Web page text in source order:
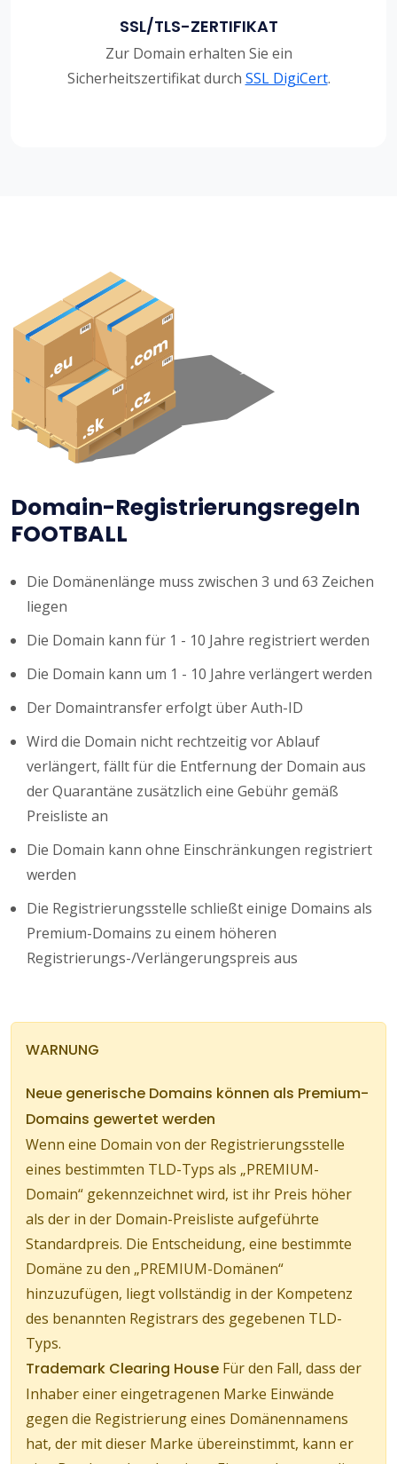
SSL/TLS-ZERTIFIKAT
Zur Domain erhalten Sie ein
Sicherheitszertifikat durch SSL DigiCert.
Domain-Registrierungsregeln
FOOTBALL
Die Domänenlänge muss zwischen 3 und 63 Zeichen
liegen
Die Domain kann für 1 - 10 Jahre registriert werden
Die Domain kann um 1 - 10 Jahre verlängert werden
Der Domaintransfer erfolgt über Auth-ID
Wird die Domain nicht rechtzeitig vor Ablauf
verlängert, fällt für die Entfernung der Domain aus
der Quarantäne zusätzlich eine Gebühr gemäß
Preisliste an
Die Domain kann ohne Einschränkungen registriert
werden
Die Registrierungsstelle schließt einige Domains als
Premium-Domains zu einem höheren
Registrierungs-/Verlängerungspreis aus
WARNUNG
Neue generische Domains können als Premium-
Domains gewertet werden
Wenn eine Domain von der Registrierungsstelle
eines bestimmten TLD-Typs als „PREMIUM-
Domain“ gekennzeichnet wird, ist ihr Preis höher
als der in der Domain-Preisliste aufgeführte
Standardpreis. Die Entscheidung, eine bestimmte
Domäne zu den „PREMIUM-Domänen“
hinzuzufügen, liegt vollständig in der Kompetenz
des benannten Registrars des gegebenen TLD-
Typs.
Trademark Clearing House Für den Fall, dass der
Inhaber einer eingetragenen Marke Einwände
gegen die Registrierung eines Domänennamens
hat, der mit dieser Marke übereinstimmt, kann er